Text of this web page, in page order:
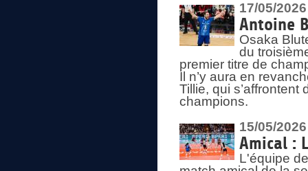
17/05/2026
Antoine
Osaka
du
premier titre de
Il n’y aura en
Tillie, qui
champions.
15/05/2026
Amical :
L'équipe